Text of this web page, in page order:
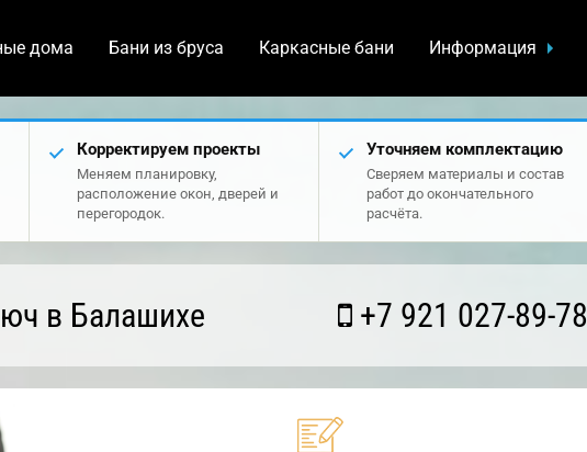
дома Бани из бруса Каркасные бани Информация
Корректируем проекты
Меняем планировку,
расположение окон, дверей и
перегородок.
Уточняем комплектацию
Сверяем материалы и состав
работ до окончательного
расчёта.
в Балашихе +7 921 027-89-78